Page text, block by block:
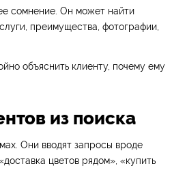
сомнение. Он может найти
преимущества, фотографии,
объяснить клиенту, почему ему
из поиска
Они вводят запросы вроде
цветов рядом», «купить